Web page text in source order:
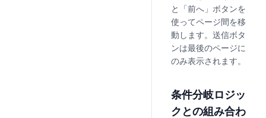
と「前へ」ボタンを
使ってページ間を移
動します。送信ボタ
ンは最後のページに
のみ表示されます。
条件分岐ロジッ
クとの組み合わ